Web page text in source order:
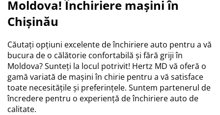
Moldova! Închiriere mașini în
Chișinău
Căutați opțiuni excelente de închiriere auto pentru a vă
bucura de o călătorie confortabilă și fără griji în
Moldova? Sunteți la locul potrivit! Hertz MD vă oferă o
gamă variată de mașini în chirie pentru a vă satisface
toate necesitățile și preferințele. Suntem partenerul de
încredere pentru o experiență de închiriere auto de
calitate.